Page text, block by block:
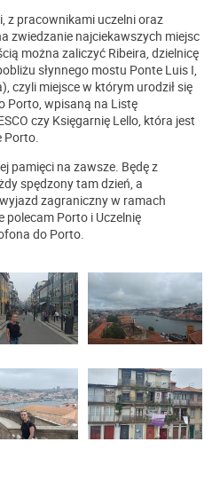
z pracownikami uczelni oraz
zwiedzanie najciekawszych miejsc
można zaliczyć Ribeira, dzielnicę
słynnego mostu Ponte Luis I,
czyli miejsce w którym urodził się
Porto, wpisaną na Listę
czy Księgarnię Lello, która jest
Porto.
pamięci na zawsze. Będę z
spędzony tam dzień, a
zagraniczny w ramach
polecam Porto i Uczelnię
do Porto.